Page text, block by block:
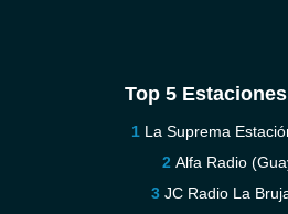
Top 5
La Suprema
Alfa Radio
JC Radio La